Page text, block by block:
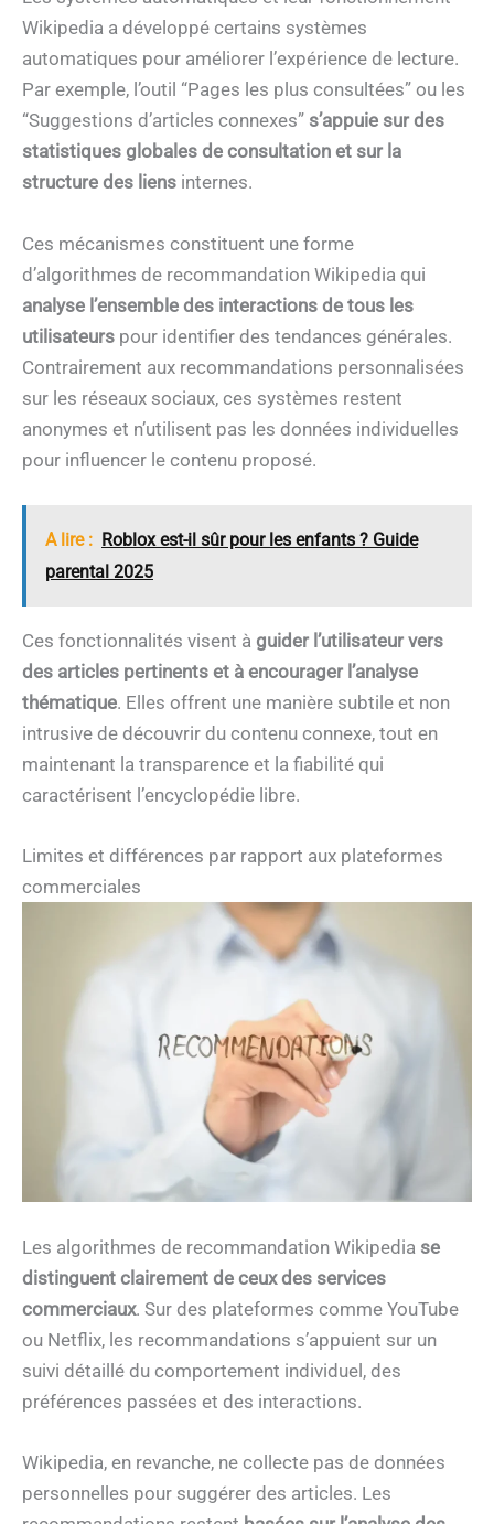
Wikipedia a développé certains systèmes
automatiques pour améliorer l’expérience de lecture.
Par exemple, l’outil “Pages les plus consultées” ou les
“Suggestions d’articles connexes” s’appuie sur des
statistiques globales de consultation et sur la
structure des liens internes.
Ces mécanismes constituent une forme
d’algorithmes de recommandation Wikipedia qui
analyse l’ensemble des interactions de tous les
utilisateurs pour identifier des tendances générales.
Contrairement aux recommandations personnalisées
sur les réseaux sociaux, ces systèmes restent
anonymes et n’utilisent pas les données individuelles
pour influencer le contenu proposé.
A lire : Roblox est-il sûr pour les enfants ? Guide
parental 2025
Ces fonctionnalités visent à guider l’utilisateur vers
des articles pertinents et à encourager l’analyse
thématique. Elles offrent une manière subtile et non
intrusive de découvrir du contenu connexe, tout en
maintenant la transparence et la fiabilité qui
caractérisent l’encyclopédie libre.
Limites et différences par rapport aux plateformes
commerciales
Les algorithmes de recommandation Wikipedia se
distinguent clairement de ceux des services
commerciaux. Sur des plateformes comme YouTube
ou Netflix, les recommandations s’appuient sur un
suivi détaillé du comportement individuel, des
préférences passées et des interactions.
Wikipedia, en revanche, ne collecte pas de données
personnelles pour suggérer des articles. Les